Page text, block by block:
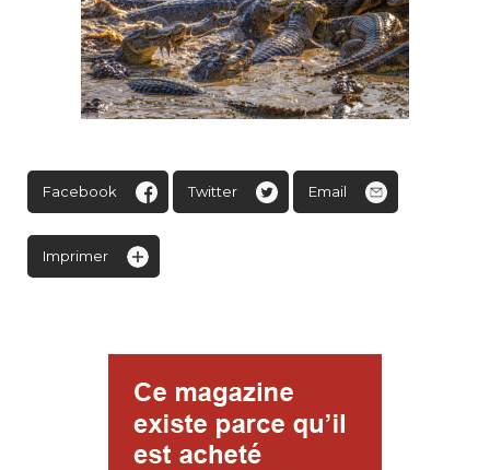
Facebook Twitter Email
Imprimer